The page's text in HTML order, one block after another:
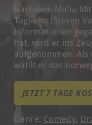
Nachdem Mafia-
Tagliano (Steven
Informationen
hat, wird er ins
aufgenommen.
wählt er das
JETZT 7 TAGE
Genre: Comedy,